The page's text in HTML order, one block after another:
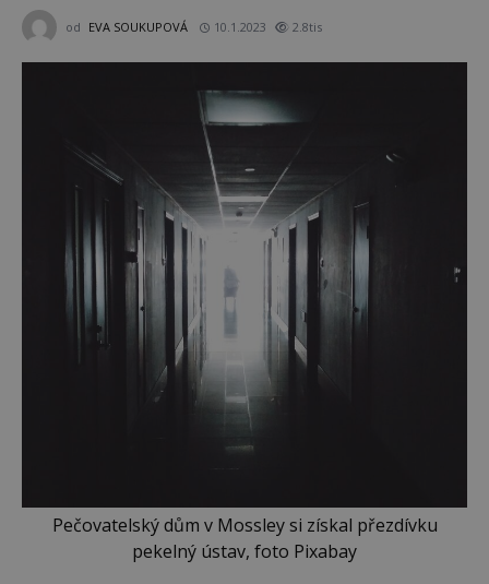
od EVA SOUKUPOVÁ 10.1.2023 2.8tis
Pečovatelský dům v Mossley si získal přezdívku
pekelný ústav, foto Pixabay